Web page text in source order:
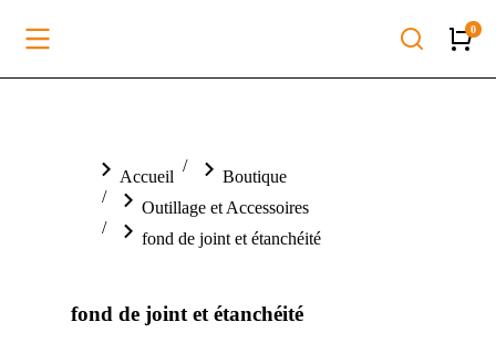
Vous êtes ici :
Accueil
Boutique
Outillage et Accessoires
fond de joint et étanchéité
fond de joint et étanchéité